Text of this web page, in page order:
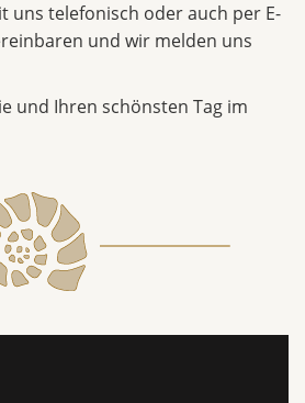
uns telefonisch oder auch per E-
und wir melden uns
und Ihren schönsten Tag im